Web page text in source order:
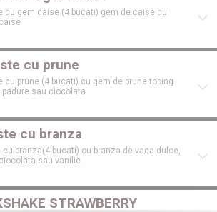
cu gem caise (4 bucati) gem de caise cu
cu prune
cu prune (4 bucati) cu gem de prune toping
padure sau ciocolata
cu branza
cu branza(4 bucati) cu branza de vaca dulce,
sau vanilie
STRAWBERRY